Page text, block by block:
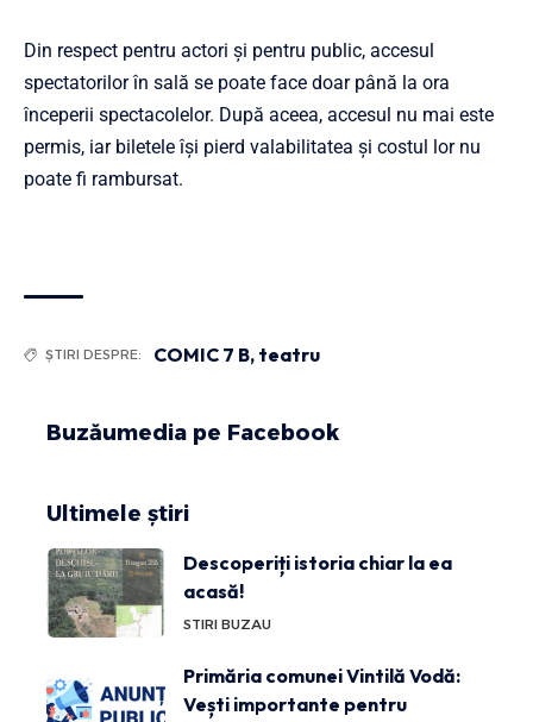
Din respect pentru actori și pentru public, accesul
spectatorilor în sală se poate face doar până la ora
începerii spectacolelor. După aceea, accesul nu mai este
permis, iar biletele își pierd valabilitatea și costul lor nu
poate fi rambursat.
ȘTIRI DESPRE: COMIC 7 B, teatru
Buzăumedia pe Facebook
Ultimele știri
Descoperiți istoria chiar la ea
acasă!
STIRI BUZAU
Primăria comunei Vintilă Vodă:
Vești importante pentru